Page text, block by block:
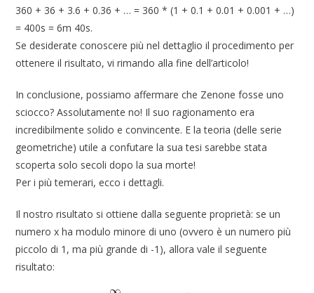
360 + 36 + 3.6 + 0.36 + … = 360 * (1 + 0.1 + 0.01 + 0.001 + …)
= 400s = 6m 40s.
Se desiderate conoscere più nel dettaglio il procedimento per
ottenere il risultato, vi rimando alla fine dell’articolo!
In conclusione, possiamo affermare che Zenone fosse uno
sciocco? Assolutamente no! Il suo ragionamento era
incredibilmente solido e convincente. E la teoria (delle serie
geometriche) utile a confutare la sua tesi sarebbe stata
scoperta solo secoli dopo la sua morte!
Per i più temerari, ecco i dettagli.
Il nostro risultato si ottiene dalla seguente proprietà: se un
numero x ha modulo minore di uno (ovvero è un numero più
piccolo di 1, ma più grande di -1), allora vale il seguente
risultato: